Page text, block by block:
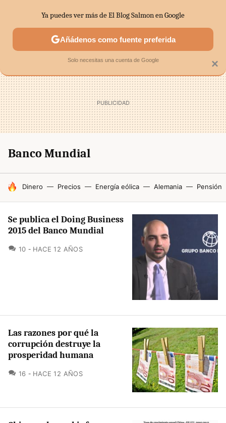
SECTORES ECONOMÍA DOMÉSTICA MERCADOS
Banco Mundial
HOY SE HABLA DE
Dinero Precios Energía eólica Alemania Pensión
Se publica el Doing Business
2015 del Banco Mundial
10 COMENTARIOS
HACE 12 AÑOS
Las razones por qué la
corrupción destruye la
prosperidad humana
16 COMENTARIOS
HACE 12 AÑOS
×
Ya puedes ver más de El Blog Salmon en Google
Añádenos como fuente preferida
Solo necesitas una cuenta de Google